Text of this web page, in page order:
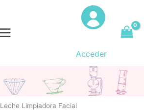
Acceder
Leche Limpiadora Facial